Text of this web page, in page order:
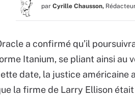
par Cyrille Chausson,
a confirmé qu’il
Itanium, se pliant ainsi au
date, la justice américaine
la firme de Larry Ellison